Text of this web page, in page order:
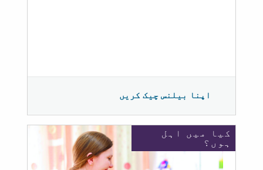
اپنا بیلنس چیک کریں
کیا میں اہل
ہوں؟